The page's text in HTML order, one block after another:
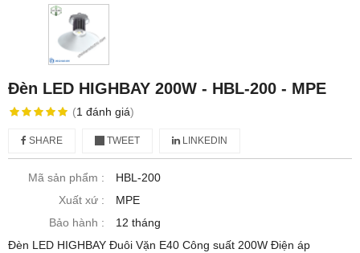
Đèn LED HIGHBAY 200W - HBL-200 - MPE
(1 đánh giá)
SHARE TWEET LINKEDIN
Mã sản phẩm :
HBL-200
Xuất xứ :
MPE
Bảo hành :
12 tháng
Đèn LED HIGHBAY Đuôi Vặn E40 Công suất 200W Điện áp